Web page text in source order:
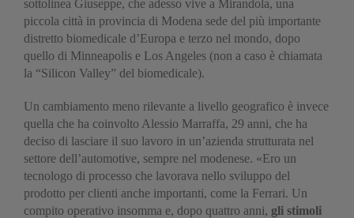
sottolinea Giuseppe, che adesso vive a Mirandola, una
piccola città in provincia di Modena sede del più importante
distretto biomedicale d’Europa e terzo nel mondo, dopo
quello di Minneapolis e Los Angeles (non a caso è chiamata
la “Silicon Valley” del biomedicale).
Un cambiamento meno rilevante a livello geografico è invece
quella che ha coinvolto Alessio Marraffa, 29 anni, che ha
deciso di lasciare il suo lavoro in un’azienda strutturata nel
settore dell’automotive, sempre nel modenese. «Ero un
tecnologo di processo che lavorava nello sviluppo del
prodotto per clienti anche importanti, come la Ferrari. Un
compito operativo insomma e, dopo quattro anni, gli stimoli